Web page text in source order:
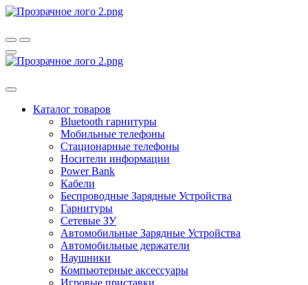
Каталог товаров
Bluetooth гарнитуры
Мобильные телефоны
Стационарные телефоны
Носители информации
Power Bank
Кабели
Беспроводные Зарядные Устройства
Гарнитуры
Сетевые ЗУ
Автомобильные Зарядные Устройства
Автомобильные держатели
Наушники
Компьютерные аксессуары
Игровые приставки